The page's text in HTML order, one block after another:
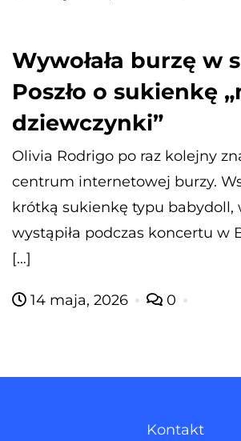
Wywołała burzę w
Poszło o sukienkę
dziewczynki”
Olivia Rodrigo po raz kolejny
centrum internetowej burzy.
krótką sukienkę typu babydoll,
wystąpiła podczas koncertu w
[…]
14 maja, 2026 0
Kontakt